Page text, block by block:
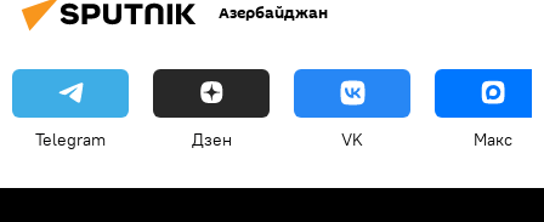
Азербайджан
Telegram Дзен VK Макс